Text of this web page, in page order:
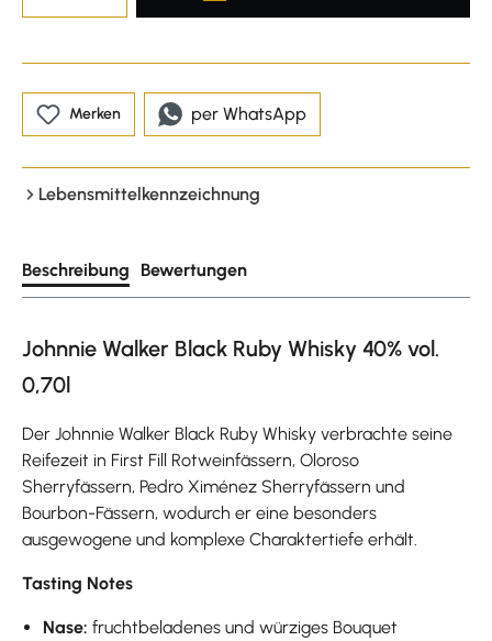
Merken per WhatsApp
Lebensmittelkennzeichnung
Beschreibung Bewertungen
Johnnie Walker Black Ruby Whisky 40% vol.
0,70l
Der Johnnie Walker Black Ruby Whisky verbrachte seine
Reifezeit in First Fill Rotweinfässern, Oloroso
Sherryfässern, Pedro Ximénez Sherryfässern und
Bourbon-Fässern, wodurch er eine besonders
ausgewogene und komplexe Charaktertiefe erhält.
Tasting Notes
Nase: fruchtbeladenes und würziges Bouquet